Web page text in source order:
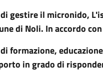
gestire il micronido,
di Noli. In accordo
formazione,
in grado di